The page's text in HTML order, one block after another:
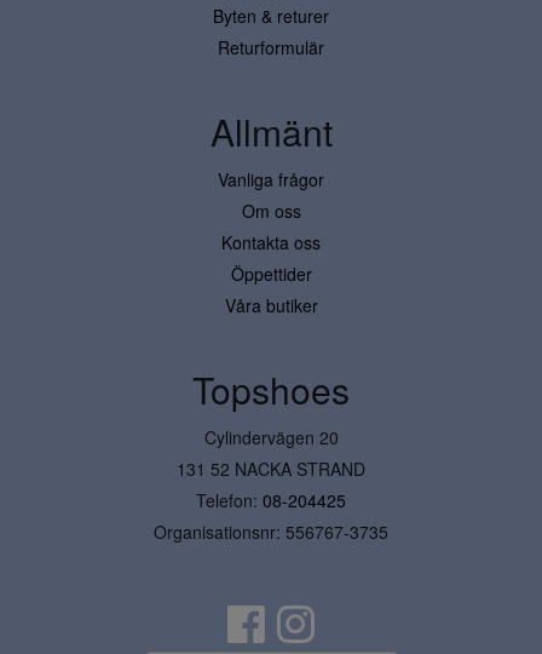
Byten & returer
Returformulär
Allmänt
Vanliga frågor
Om oss
Kontakta oss
Öppettider
Våra butiker
Topshoes
Cylindervägen 20
131 52 NACKA STRAND
Telefon: 08-204425
Organisationsnr: 556767-3735